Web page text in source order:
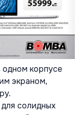
корпусе
экраном,
солидных